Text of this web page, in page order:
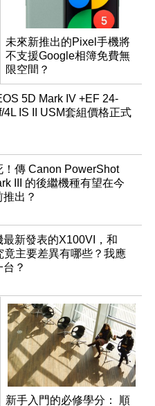
未來新推出的Pixel手機將
不支援Google相簿免費無
限空間？
5D Mark IV +EF 24-
4L IS II USM套組價格正式
！傳 Canon PowerShot
III 的後繼機種有望在今
出？
最新發表的X100VI，和
竟主要差異有哪些？我應
？
新手入門的必修學分： 順